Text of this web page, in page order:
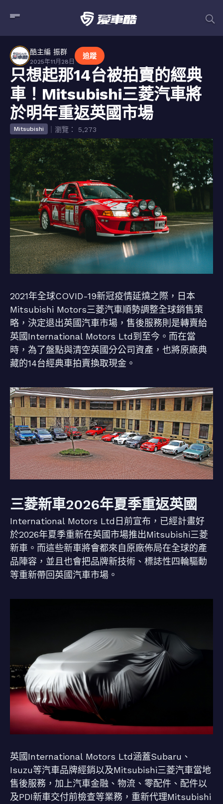
酷主編 振群
2025年11月28日
追蹤
只想起那14台被拍賣的經典
車！Mitsubishi三菱汽車將
於明年重返英國市場
Mitsubishi ｜瀏覽： 5,273
2021年全球COVID-19新冠疫情延燒之際，日本
Mitsubishi Motors三菱汽車順勢調整全球銷售策
略，決定退出英國汽車市場，售後服務則是轉賣給
英國International Motors Ltd到至今。而在當
時，為了盤點與清空英國分公司資產，也將原廠典
藏的14台經典車拍賣換取現金。
三菱新車2026年夏季重返英國
International Motors Ltd日前宣布，已經計畫好
於2026年夏季重新在英國市場推出Mitsubishi三菱
新車。而這些新車將會都來自原廠佈局在全球的產
品陣容，並且也會把品牌新技術、標誌性四輪驅動
等重新帶回英國汽車市場。
英國International Motors Ltd涵蓋Subaru、
Isuzu等汽車品牌經銷以及Mitsubishi三菱汽車當地
售後服務，加上汽車金融、物流、零配件、配件以
及PDI新車交付前檢查等業務，重新代理Mitsubishi